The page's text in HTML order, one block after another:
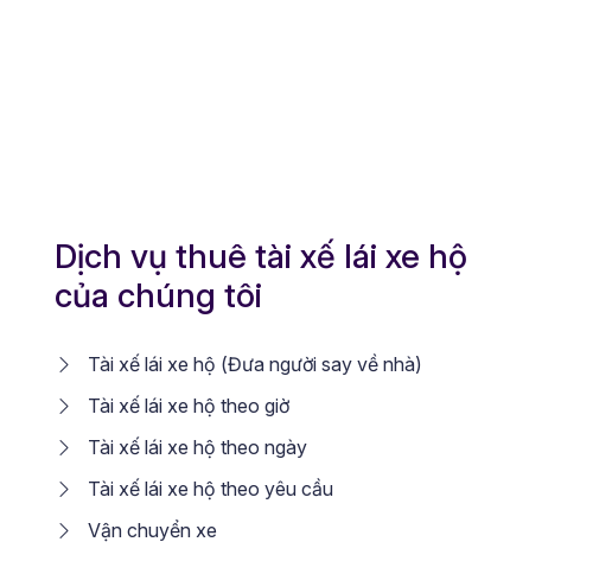
Dịch vụ thuê tài xế lái xe hộ
của chúng tôi
Tài xế lái xe hộ (Đưa người say về nhà)
Tài xế lái xe hộ theo giờ
Tài xế lái xe hộ theo ngày
Tài xế lái xe hộ theo yêu cầu
Vận chuyển xe